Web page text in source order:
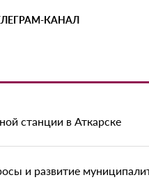
КАНАЛ
станции в Аткарске
и развитие